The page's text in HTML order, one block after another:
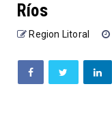
Ríos
Region Litoral